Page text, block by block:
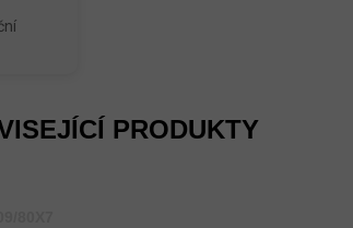
PRODUKTY